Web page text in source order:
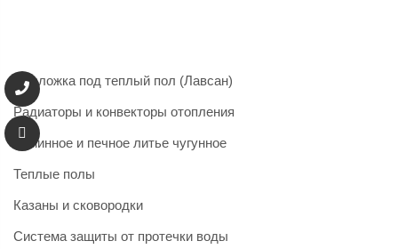
Подложка под теплый пол (Лавсан)
Радиаторы и конвекторы отопления
Каминное и печное литье чугунное
Теплые полы
Казаны и сковородки
Система защиты от протечки воды